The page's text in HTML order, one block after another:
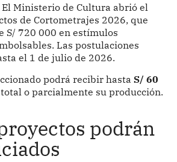
El Ministerio de Cultura abrió el
de Cortometrajes 2026, que
S/ 720 000 en estímulos
Las postulaciones
el 1 de julio de 2026.
podrá recibir hasta S/ 60
o parcialmente su producción.
podrán